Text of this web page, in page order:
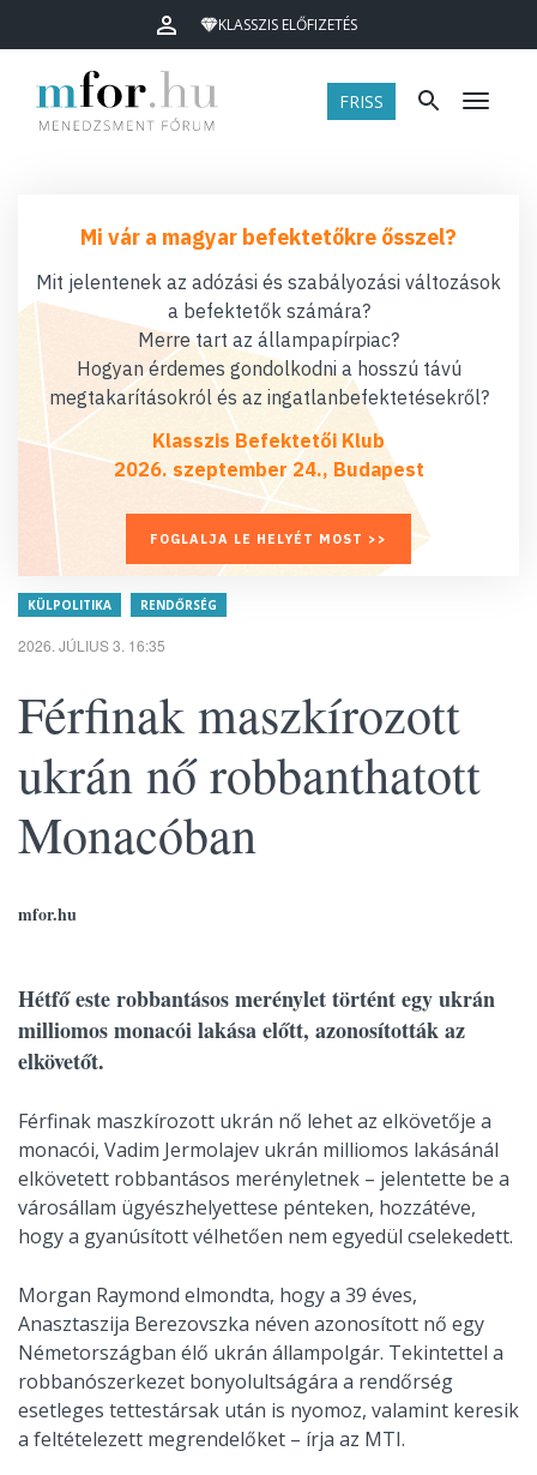
KLASSZIS ELŐFIZETÉS
FRISS Menü
Mi vár a magyar befektetőkre ősszel?
Mit jelentenek az adózási és szabályozási változások
a befektetők számára?
Merre tart az állampapírpiac?
Hogyan érdemes gondolkodni a hosszú távú
megtakarításokról és az ingatlanbefektetésekről?
Klasszis Befektetői Klub
2026. szeptember 24., Budapest
FOGLALJA LE HELYÉT MOST >>
KÜLPOLITIKA RENDŐRSÉG
2026. JÚLIUS 3. 16:35
Férfinak maszkírozott
ukrán nő robbanthatott
Monacóban
mfor.hu
Hétfő este robbantásos merénylet történt egy ukrán
milliomos monacói lakása előtt, azonosították az
elkövetőt.
Férfinak maszkírozott ukrán nő lehet az elkövetője a
monacói, Vadim Jermolajev ukrán milliomos lakásánál
elkövetett robbantásos merényletnek – jelentette be a
városállam ügyészhelyettese pénteken, hozzátéve,
hogy a gyanúsított vélhetően nem egyedül cselekedett.
Morgan Raymond elmondta, hogy a 39 éves,
Anasztaszija Berezovszka néven azonosított nő egy
Németországban élő ukrán állampolgár. Tekintettel a
robbanószerkezet bonyolultságára a rendőrség
esetleges tettestársak után is nyomoz, valamint keresik
a feltételezett megrendelőket – írja az MTI.